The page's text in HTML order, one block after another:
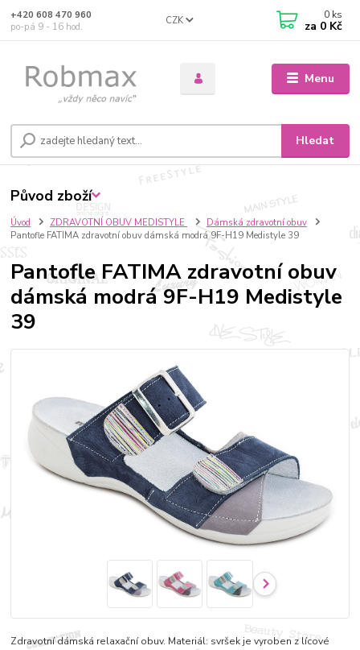
Menu
CZK
Hledat
+420 608 470 960
po-pá 9 - 16 hod.
0 ks
za 0 Kč
Úvod ZDRAVOTNÍ OBUV MEDISTYLE
Dámská zdravotní obuv
Pantofle FATIMA zdravotní obuv dámská modrá 9F-H19 Medistyle 39
Pantofle FATIMA zdravotní obuv
dámská modrá 9F-H19 Medistyle
39
Zdravotní dámská relaxační obuv. Materiál: svršek je vyroben z lícové
Původ zboží